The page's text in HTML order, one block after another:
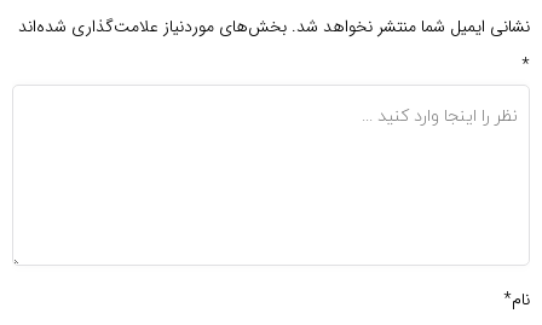
نشانی ایمیل شما منتشر نخواهد شد. بخش‌های موردنیاز علامت‌گذاری شده‌اند
*
نام*